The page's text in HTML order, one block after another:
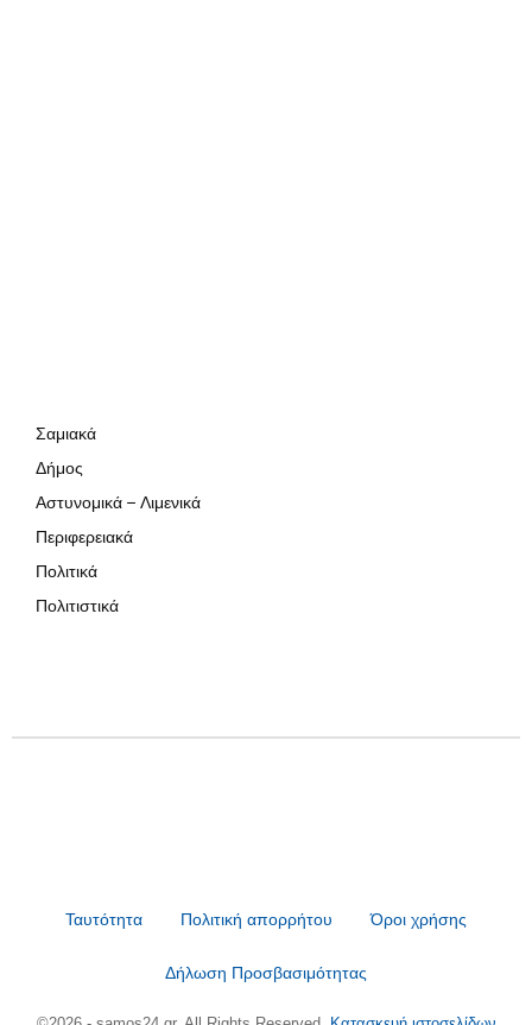
Σαμιακά
Δήμος
Αστυνομικά – Λιμενικά
Περιφερειακά
Πολιτικά
Πολιτιστικά
Ταυτότητα Πολιτική απορρήτου Όροι χρήσης
Δήλωση Προσβασιμότητας